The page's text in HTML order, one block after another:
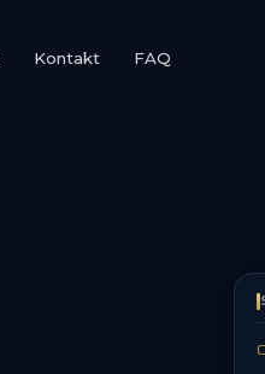
Kontakt FAQ